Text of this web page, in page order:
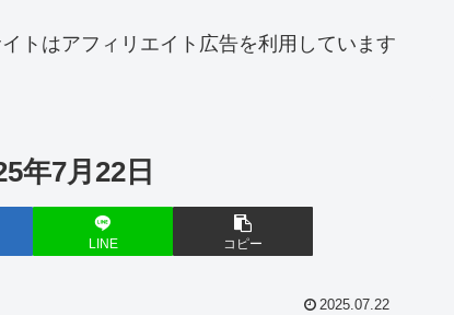
トはアフィリエイト広告を利用しています
年7月22日
LINE コピー
2025.07.22